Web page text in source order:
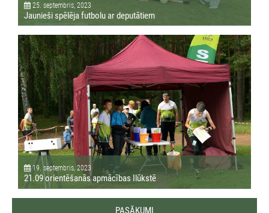
25. septembris, 2023
Jaunieši spēlēja futbolu ar deputātiem
19. septembris, 2023
21.09 orientēšanās apmācības Ilūkstē
PASĀKUMI